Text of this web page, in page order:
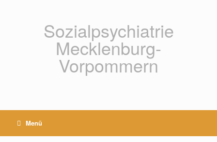
Sozialpsychiatrie
Mecklenburg-
Vorpommern
Menü